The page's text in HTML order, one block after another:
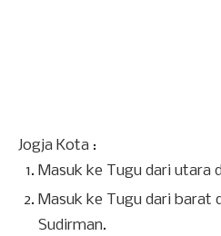
Jogja Kota :
Masuk ke Tugu dari utara
Masuk ke Tugu dari barat
Sudirman.